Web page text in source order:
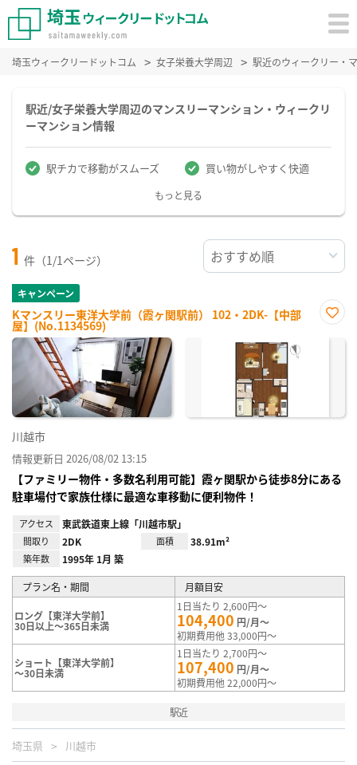
埼玉ウィークリードットコム 女子栄養大学周辺 駅近のウィークリー・
駅近/女子栄養大学周辺のマンスリーマンション・ウィークリ
ーマンション情報
駅チカで移動がスムーズ 買い物がしやすく快適
もっと見る
1 件（1/1ページ）
キャンペーン
Kマンスリー東洋大学前（霞ヶ関駅前） 102・2DK-【中部
屋】(No.1134569)
に入
川越市
情報更新日 2026/08/02 13:15
【ファミリー物件・多数名利用可能】霞ヶ関駅から徒歩8分にある
駐車場付で家族仕様に最適な車移動に便利物件！
アクセス 東武鉄道東上線「川越市駅」
間取り 2DK 面積 38.91m²
築年数 1995年 1月 築
プラン名・期間 月額目安
ロング【東洋大学前】
30日以上～365日未満
1日当たり 2,600円～
104,400 円/月～
初期費用他 33,000円～
ショート【東洋大学前】
～30日未満
1日当たり 2,700円～
107,400 円/月～
初期費用他 22,000円～
駅近
埼玉県 川越市